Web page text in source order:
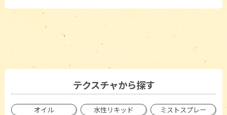
テクスチャから探す
オイル 水性リキッド
ミストスプレー